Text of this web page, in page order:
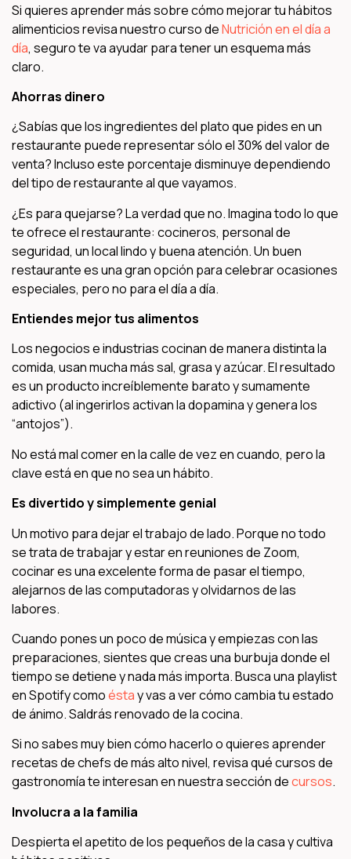
Si quieres aprender más sobre cómo mejorar tu hábitos
alimenticios revisa nuestro curso deNutrición en el día a
día, seguro te va ayudar para tener un esquema más
claro.
Ahorras dinero
¿Sabías que los ingredientes del plato que pides en un
restaurante puede representar sólo el 30% del valor de
venta? Incluso este porcentaje disminuye dependiendo
del tipo de restaurante al que vayamos.
¿Es para quejarse? La verdad que no. Imagina todo lo que
te ofrece el restaurante: cocineros, personal de
seguridad, un local lindo y buena atención. Un buen
restaurante es una gran opción para celebrar ocasiones
especiales, pero no para el día a día.
Entiendes mejor tus alimentos
Los negocios e industrias cocinan de manera distinta la
comida, usan mucha más sal, grasa y azúcar. El resultado
es un producto increíblemente barato y sumamente
adictivo (al ingerirlos activan la dopamina y genera los
“antojos”).
No está mal comer en la calle de vez en cuando, pero la
clave está en que no sea un hábito.
Es divertido y simplemente genial
Un motivo para dejar el trabajo de lado. Porque no todo
se trata de trabajar y estar en reuniones de Zoom,
cocinar es una excelente forma de pasar el tiempo,
alejarnos de las computadoras y olvidarnos de las
labores.
Cuando pones un poco de música y empiezas con las
preparaciones, sientes que creas una burbuja donde el
tiempo se detiene y nada más importa. Busca una playlist
en Spotify comoéstay vas a ver cómo cambia tu estado
de ánimo. Saldrás renovado de la cocina.
Si no sabes muy bien cómo hacerlo o quieres aprender
recetas de chefs de más alto nivel, revisa qué cursos de
gastronomía te interesan en nuestra sección decursos.
Involucra a la familia
Despierta el apetito de los pequeños de la casa y cultiva